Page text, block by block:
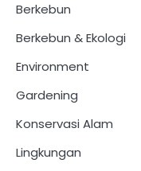
Berkebun
Berkebun & Ekologi
Environment
Gardening
Konservasi Alam
Lingkungan